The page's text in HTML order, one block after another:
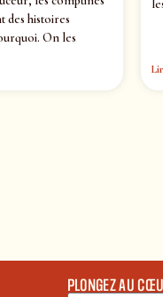
des histoires
On les
PLONGEZ AU